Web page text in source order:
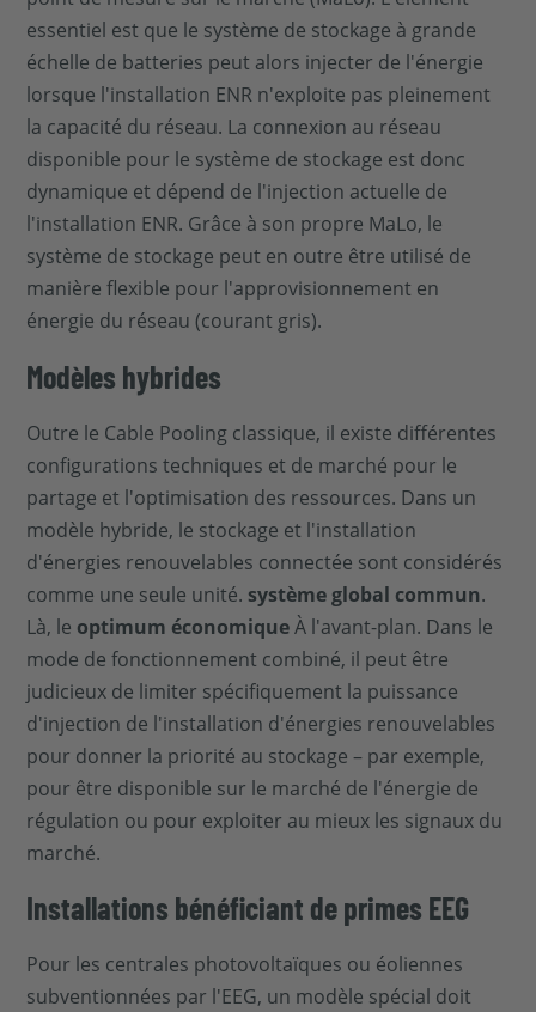
essentiel est que le système de stockage à grande
échelle de batteries peut alors injecter de l'énergie
lorsque l'installation ENR n'exploite pas pleinement
la capacité du réseau. La connexion au réseau
disponible pour le système de stockage est donc
dynamique et dépend de l'injection actuelle de
l'installation ENR. Grâce à son propre MaLo, le
système de stockage peut en outre être utilisé de
manière flexible pour l'approvisionnement en
énergie du réseau (courant gris).
Modèles hybrides
Outre le Cable Pooling classique, il existe différentes
configurations techniques et de marché pour le
partage et l'optimisation des ressources. Dans un
modèle hybride, le stockage et l'installation
d'énergies renouvelables connectée sont considérés
comme une seule unité. système global commun.
Là, le optimum économiqueÀ l'avant-plan. Dans le
mode de fonctionnement combiné, il peut être
judicieux de limiter spécifiquement la puissance
d'injection de l'installation d'énergies renouvelables
pour donner la priorité au stockage – par exemple,
pour être disponible sur le marché de l'énergie de
régulation ou pour exploiter au mieux les signaux du
marché.
Installations bénéficiant de primes EEG
Pour les centrales photovoltaïques ou éoliennes
subventionnées par l'EEG, un modèle spécial doit